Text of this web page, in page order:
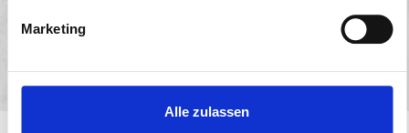
Marketing
Alle zulassen